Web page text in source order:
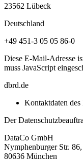
23562 Lübeck
Deutschland
+49 451-3 05 05 86-0
Diese E-Mail-Adresse
muss JavaScript
dbrd.de
Kontaktdaten des
Der
DataCo GmbH
Nymphenburger Str. 86,
80636 München